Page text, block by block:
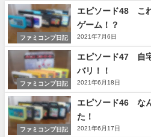
ファミコンプ日記
エピソード48 こ
ゲーム！？
2021年7月6日
ファミコンプ日記
エピソード47 自
バリ！！
2021年6月18日
ファミコンプ日記
エピソード46 な
た！
2021年6月17日